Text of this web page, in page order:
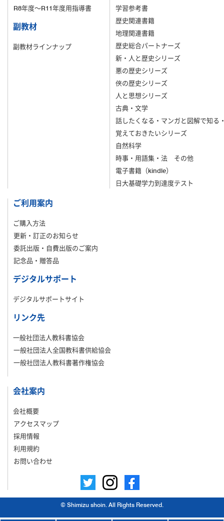
R8年度～R11年度用指導書
副教材
副教材ラインナップ
学習参考書
歴史関連書籍
地理関連書籍
歴史総合パートナーズ
新・人と歴史シリーズ
悪の歴史シリーズ
俠の歴史シリーズ
人と思想シリーズ
古典・文学
話したくなる・マンガと図解で知る
覚えておきたいシリーズ
自然科学
時事・用語集・法 その他
電子書籍（kindle）
日大基礎学力到達度テスト
ご利用案内
ご購入方法
更新・訂正のお知らせ
委託出版・自費出版のご案内
記念品・贈答品
デジタルサポート
デジタルサポートサイト
リンク先
一般社団法人教科書協会
一般社団法人全国教科書供給協会
一般社団法人教科書著作権協会
会社案内
会社概要
アクセスマップ
採用情報
利用規約
お問い合わせ
© Shimizu shoin. All Rights Reserved.